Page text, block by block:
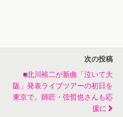
よしが
次の投稿
■北川裕二が新曲「泣いて大
阪」発表ライブツアーの初日を
東京で。師匠・弦哲也さんも応
援に